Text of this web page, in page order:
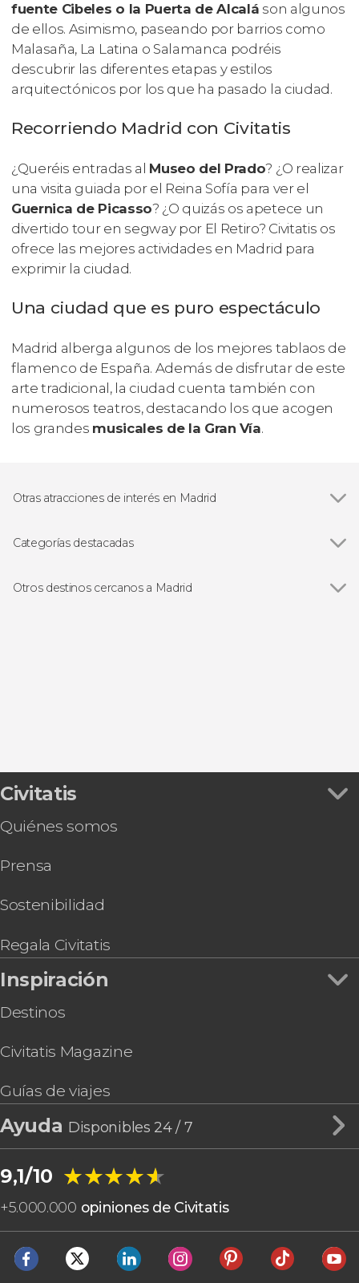
fuente Cibeles o la Puerta de Alcalá son algunos
de ellos. Asimismo, paseando por barrios como
Malasaña, La Latina o Salamanca podréis
descubrir las diferentes etapas y estilos
arquitectónicos por los que ha pasado la ciudad.
Recorriendo Madrid con Civitatis
¿Queréis entradas al Museo del Prado? ¿O realizar
una visita guiada por el Reina Sofía para ver el
Guernica de Picasso? ¿O quizás os apetece un
divertido tour en segway por El Retiro? Civitatis os
ofrece las mejores actividades en Madrid para
exprimir la ciudad.
Una ciudad que es puro espectáculo
Madrid alberga algunos de los mejores tablaos de
flamenco de España. Además de disfrutar de este
arte tradicional, la ciudad cuenta también con
numerosos teatros, destacando los que acogen
los grandes musicales de la Gran Vía.
Otras atracciones de interés en Madrid
Museo Nacional del Prado
Catedral de la Almudena
Categorías destacadas
Free tours en Madrid
Otros destinos cercanos a Madrid
Civitatis
Quiénes somos
Prensa
Sostenibilidad
Regala Civitatis
Inspiración
Destinos
Civitatis Magazine
Guías de viajes
Ayuda Disponibles 24 / 7
9,1/10 ★★★★★
★★★★★
+5.000.000 opiniones de Civitatis